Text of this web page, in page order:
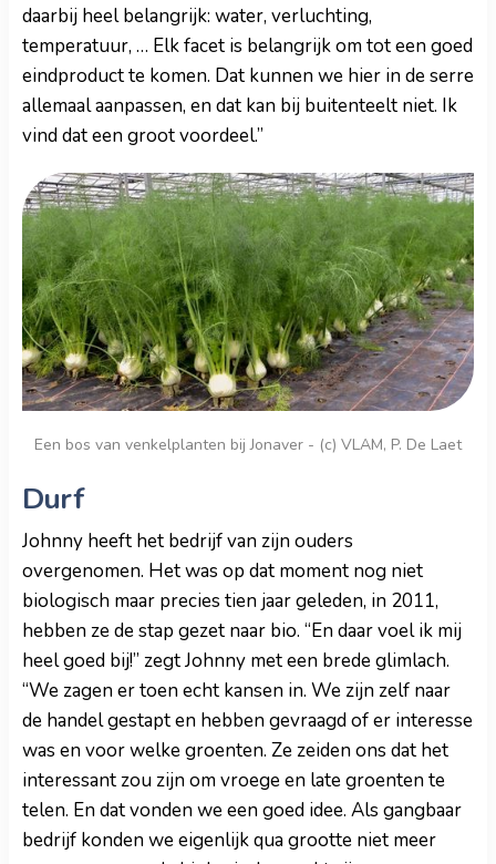
daarbij heel belangrijk: water, verluchting,
temperatuur, … Elk facet is belangrijk om tot een goed
eindproduct te komen. Dat kunnen we hier in de serre
allemaal aanpassen, en dat kan bij buitenteelt niet. Ik
vind dat een groot voordeel.”
Een bos van venkelplanten bij Jonaver - (c) VLAM, P. De Laet
Durf
Johnny heeft het bedrijf van zijn ouders
overgenomen. Het was op dat moment nog niet
biologisch maar precies tien jaar geleden, in 2011,
hebben ze de stap gezet naar bio. “En daar voel ik mij
heel goed bij!” zegt Johnny met een brede glimlach.
“We zagen er toen echt kansen in. We zijn zelf naar
de handel gestapt en hebben gevraagd of er interesse
was en voor welke groenten. Ze zeiden ons dat het
interessant zou zijn om vroege en late groenten te
telen. En dat vonden we een goed idee. Als gangbaar
bedrijf konden we eigenlijk qua grootte niet meer